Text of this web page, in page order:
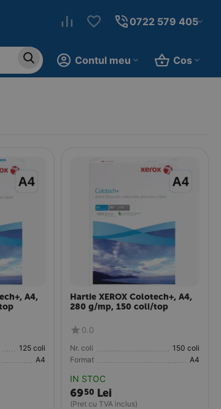
0722 579 405
Cos
Contul meu
A4,
125 coli
A4
Hartie XEROX Colotech+, A4,
280 g/mp, 150 coli/top
0.0
Nr. coli
150 coli
Format
A4
IN STOC
6950 Lei
(Pret cu TVA inclus)